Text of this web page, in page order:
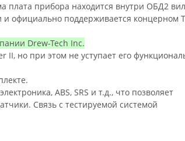
плата прибора находится внутри ОБД2
официально поддерживается концерном
Drew-Tech Inc.
II, но при этом не уступает его
ABS, SRS и т.д., что позволяет
Связь с тестируемой системой